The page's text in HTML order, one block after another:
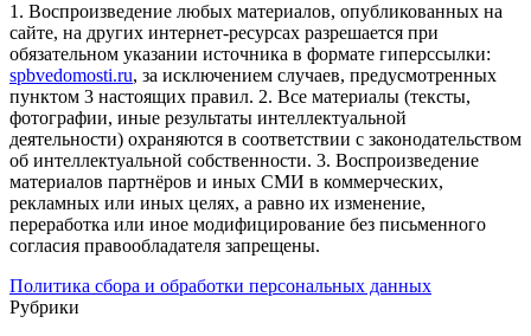
1. Воспроизведение любых материалов, опубликованных на
сайте, на других интернет-ресурсах разрешается при
обязательном указании источника в формате гиперссылки:
spbvedomosti.ru, за исключением случаев, предусмотренных
пунктом 3 настоящих правил. 2. Все материалы (тексты,
фотографии, иные результаты интеллектуальной
деятельности) охраняются в соответствии с законодательством
об интеллектуальной собственности. 3. Воспроизведение
материалов партнёров и иных СМИ в коммерческих,
рекламных или иных целях, а равно их изменение,
переработка или иное модифицирование без письменного
согласия правообладателя запрещены.
Политика сбора и обработки персональных данных
Рубрики